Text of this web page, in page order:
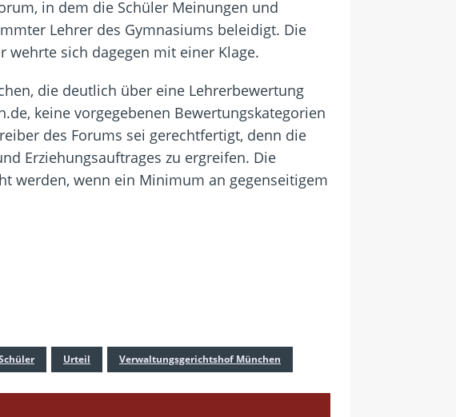
in dem die Schüler Meinungen und
Lehrer des Gymnasiums beleidigt. Die
wehrte sich dagegen mit einer Klage.
die deutlich über eine Lehrerbewertung
keine vorgegebenen Bewertungskategorien
des Forums sei gerechtfertigt, denn die
Erziehungsauftrages zu ergreifen. Die
werden, wenn ein Minimum an gegenseitigem
Urteil Verwaltungsgerichtshof München